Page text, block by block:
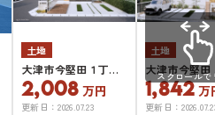
土地
大津市今堅田１丁目8
号地
2,008 万円
更新日：2026.07.23
土地
大津市今堅田
4号地
1,842万
更新日：
スクロールで